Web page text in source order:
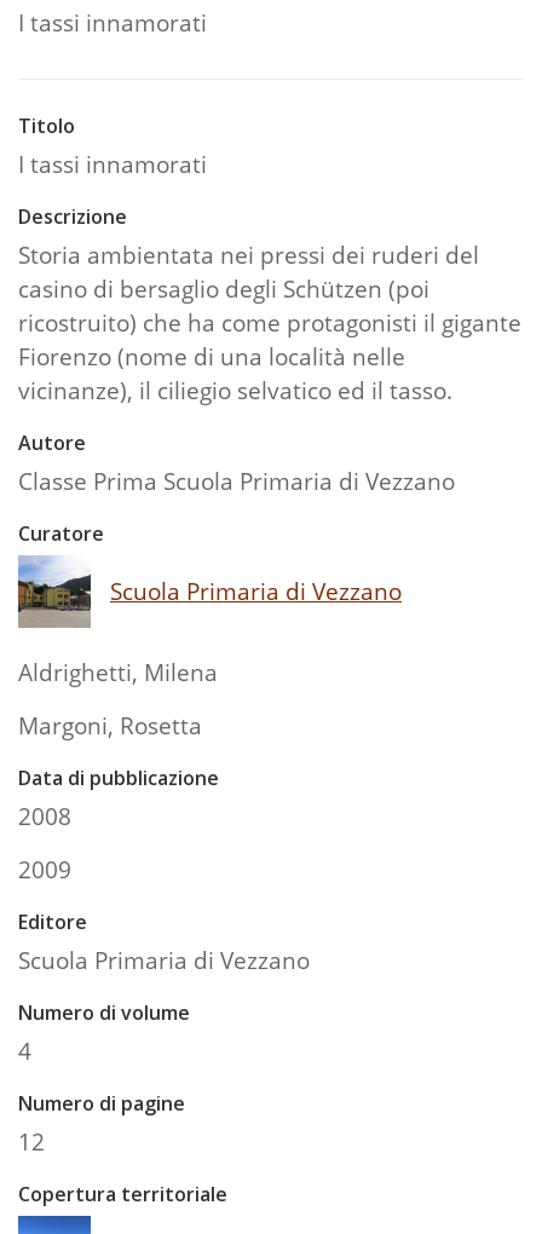
I tassi innamorati
Titolo
I tassi innamorati
Descrizione
Storia ambientata nei pressi dei ruderi del
casino di bersaglio degli Schützen (poi
ricostruito) che ha come protagonisti il gigante
Fiorenzo (nome di una località nelle
vicinanze), il ciliegio selvatico ed il tasso.
Autore
Classe Prima Scuola Primaria di Vezzano
Curatore
Scuola Primaria di Vezzano
Aldrighetti, Milena
Margoni, Rosetta
Data di pubblicazione
2008
2009
Editore
Scuola Primaria di Vezzano
Numero di volume
4
Numero di pagine
12
Copertura territoriale